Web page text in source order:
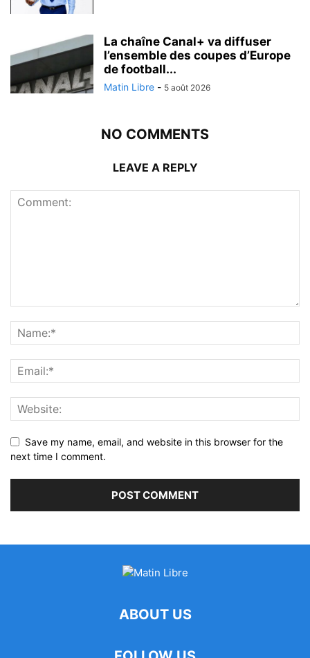
La chaîne Canal+ va diffuser
l’ensemble des coupes d’Europe
de football...
Matin Libre - 5 août 2026
NO COMMENTS
LEAVE A REPLY
Save my name, email, and website in this browser for the
next time I comment.
ABOUT US